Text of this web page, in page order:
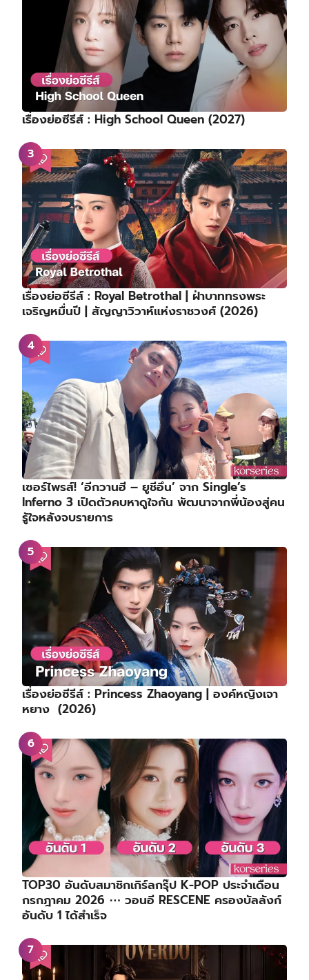
เรื่องย่อซีรีส์ : High School Queen (2027)
เรื่องย่อซีรีส์ : Royal Betrothal | ฝ่าบาททรงพระ
เจริญหมื่นปี | สัญญาวิวาห์แห่งราชวงศ์ (2026)
เซอร์ไพรส์! ‘อีกวานฮี – ยูชีอึน’ จาก Single’s
Inferno 3 เปิดตัวคบหาดูใจกัน พัฒนาจากพี่น้องสู่คน
รู้ใจหลังจบรายการ
เรื่องย่อซีรีส์ : Princess Zhaoyang | องค์หญิงเจา
หยาง (2026)
TOP30 อันดับสมาชิกเกิร์ลกรุ๊ป K-POP ประจำเดือน
กรกฎาคม 2026 ⋯ วอนอี RESCENE ครองบัลลังก์
อันดับ 1 ได้สำเร็จ